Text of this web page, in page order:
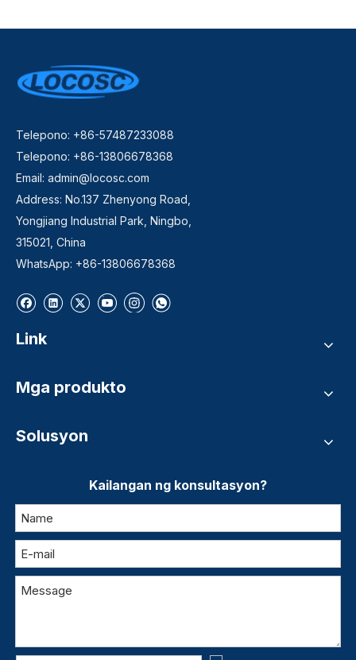
Telepono: +86-57487233088
Telepono: +86-13806678368
Email: admin@locosc.com
Address: No.137 Zhenyong Road,
Yongjiang Industrial Park, Ningbo,
315021, China
WhatsApp: +86-13806678368
Link
Mga produkto
Solusyon
Kailangan ng konsultasyon?